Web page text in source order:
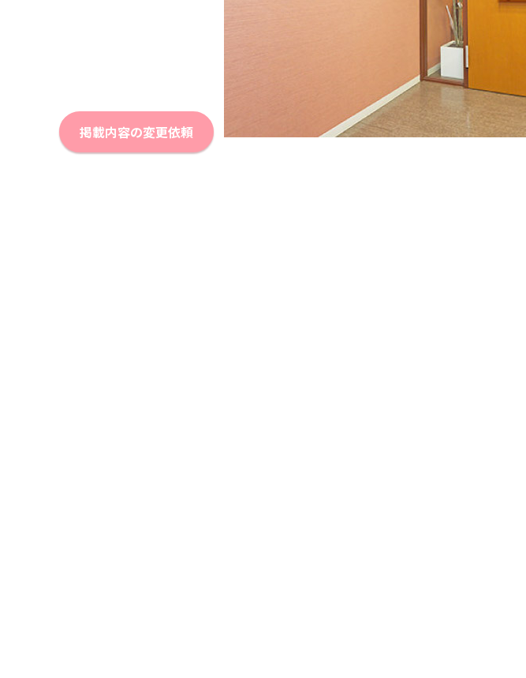
掲載内容の変更依頼